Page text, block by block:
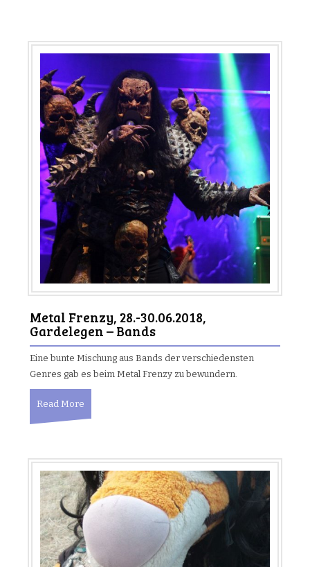
Metal Frenzy, 28.-30.06.2018,
Gardelegen – Bands
Eine bunte Mischung aus Bands der verschiedensten
Genres gab es beim Metal Frenzy zu bewundern.
Read More